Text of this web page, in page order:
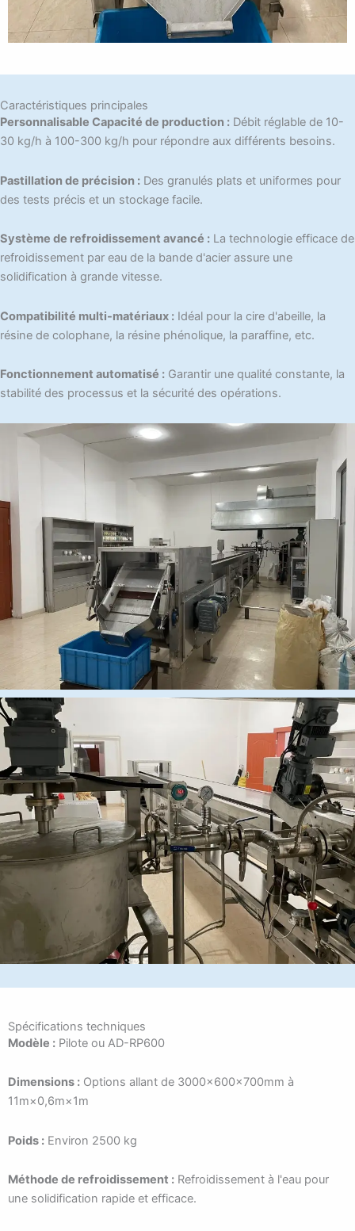
Caractéristiques principales
Personnalisable Capacité de production : Débit réglable de 10-
30 kg/h à 100-300 kg/h pour répondre aux différents besoins.
Pastillation de précision : Des granulés plats et uniformes pour
des tests précis et un stockage facile.
Système de refroidissement avancé : La technologie efficace de
refroidissement par eau de la bande d'acier assure une
solidification à grande vitesse.
Compatibilité multi-matériaux : Idéal pour la cire d'abeille, la
résine de colophane, la résine phénolique, la paraffine, etc.
Fonctionnement automatisé : Garantir une qualité constante, la
stabilité des processus et la sécurité des opérations.
Spécifications techniques
Modèle : Pilote ou AD-RP600
Dimensions : Options allant de 3000×600×700mm à
11m×0,6m×1m
Poids : Environ 2500 kg
Méthode de refroidissement : Refroidissement à l'eau pour
une solidification rapide et efficace.